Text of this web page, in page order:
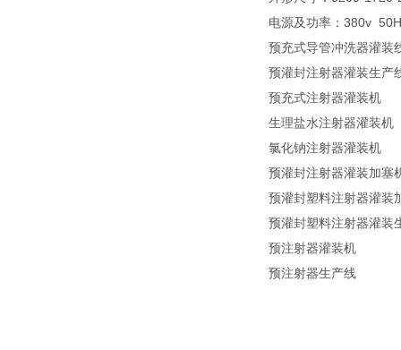
电源及功率：380v
预充式导管冲洗器灌装
预灌封注射器灌装生产
预充式注射器灌装机
生理盐水注射器灌装机
氯化钠注射器灌装机
预灌封注射器灌装加塞
预灌封塑料注射器灌装
预灌封塑料注射器灌装
预注射器灌装机
预注射器生产线